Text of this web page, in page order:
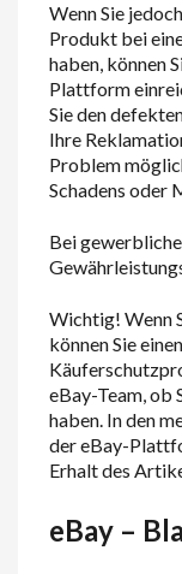
Wenn Sie
Produkt bei
haben, können
Plattform
Sie den
Ihre
Problem
Schadens oder
Bei
Wichtig! Wenn
können Sie
eBay-Team, ob
haben. In den
der eBay-
Erhalt des
eBay –